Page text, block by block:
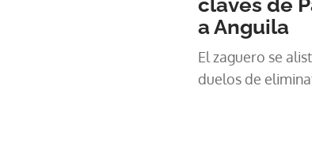
claves de
a Anguila
El zaguero se
duelos de